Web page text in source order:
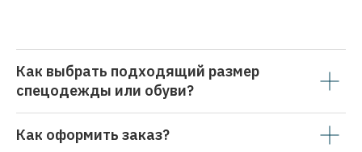
Как выбрать подходящий размер
спецодежды или обуви?
Как оформить заказ?